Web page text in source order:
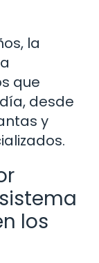
la
que
desde
y
los